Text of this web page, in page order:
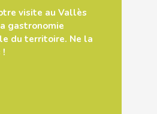
visite au Vallès
gastronomie
du territoire. Ne la
!